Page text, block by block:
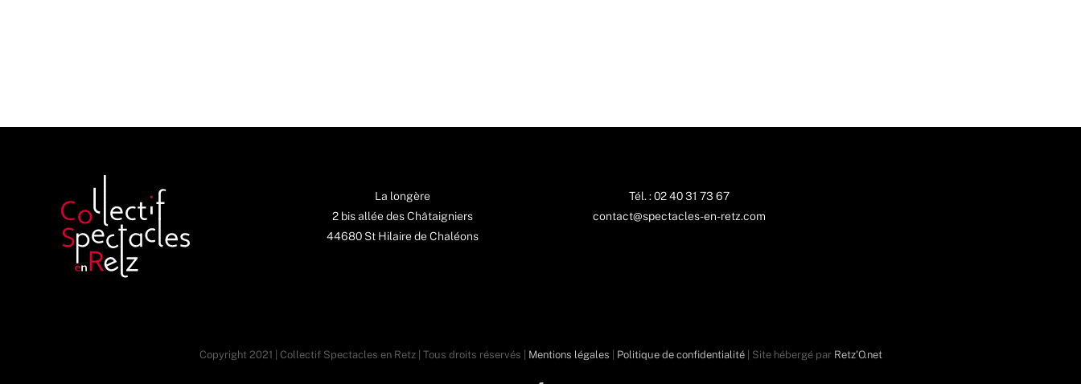
La longère
2 bis allée des Châtaigniers
44680 St Hilaire de Chaléons
Tél. : 02 40 31 73 67
contact@spectacles-en-retz.com
Copyright 2021 | Collectif Spectacles en Retz | Tous droits réservés | Mentions légales Politique de confidentialité| Site hébergé par Retz'O.net